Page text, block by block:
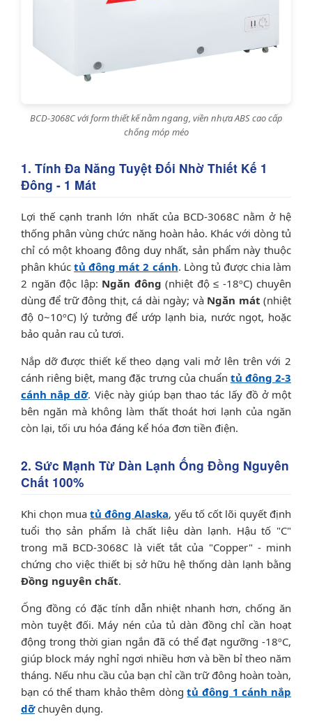
BCD-3068C với form thiết kế nằm ngang, viền nhựa ABS cao cấp
chống móp méo
1. Tính Đa Năng Tuyệt Đối Nhờ Thiết Kế 1
Đông - 1 Mát
Lợi thế cạnh tranh lớn nhất của BCD-3068C nằm ở hệ
thống phân vùng chức năng hoàn hảo. Khác với dòng tủ
chỉ có một khoang đông duy nhất, sản phẩm này thuộc
phân khúctủ đông mát 2 cánh. Lòng tủ được chia làm
2 ngăn độc lập: Ngăn đông (nhiệt độ ≤ -18ºC) chuyên
dùng để trữ đông thịt, cá dài ngày; và Ngăn mát (nhiệt
độ 0~10ºC) lý tưởng để ướp lạnh bia, nước ngọt, hoặc
bảo quản rau củ tươi.
Nắp dỡ được thiết kế theo dạng vali mở lên trên với 2
cánh riêng biệt, mang đặc trưng của chuẩn tủ đông 2-3
cánh nắp dỡ. Việc này giúp bạn thao tác lấy đồ ở một
bên ngăn mà không làm thất thoát hơi lạnh của ngăn
còn lại, tối ưu hóa đáng kể hóa đơn tiền điện.
2. Sức Mạnh Từ Dàn Lạnh Ống Đồng Nguyên
Chất 100%
Khi chọn muatủ đông Alaska, yếu tố cốt lõi quyết định
tuổi thọ sản phẩm là chất liệu dàn lạnh. Hậu tố "C"
trong mã BCD-3068C là viết tắt của "Copper" - minh
chứng cho việc thiết bị sở hữu hệ thống dàn lạnh bằng
Đồng nguyên chất.
Ống đồng có đặc tính dẫn nhiệt nhanh hơn, chống ăn
mòn tuyệt đối. Máy nén của tủ dàn đồng chỉ cần hoạt
động trong thời gian ngắn đã có thể đạt ngưỡng -18ºC,
giúp block máy nghỉ ngơi nhiều hơn và bền bỉ theo năm
tháng. Nếu nhu cầu của bạn chỉ cần trữ đông hoàn toàn,
bạn có thể tham khảo thêm dòngtủ đông 1 cánh nắp
dỡchuyên dụng.